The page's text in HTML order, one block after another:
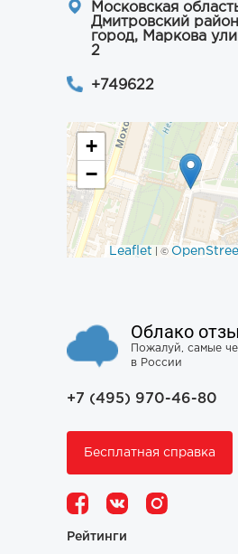
Московская
Дмитровский
город, Маркова
2
+749622
+
−
Leaflet | ©
Облако
Пожалуй, самые
в России
+7 (495) 970-46-80
Бесплатная справка
Рейтинги